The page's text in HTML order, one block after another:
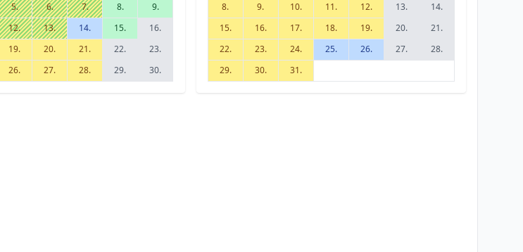
5. 6. 7. 8.
9.
12. 13. 14. 15.
16.
19. 20. 21. 22.
23.
26. 27. 28. 29. 30.
8.
9. 10. 11. 12. 13.
14.
15.
16. 17. 18. 19. 20.
21.
22.
23. 24. 25. 26. 27.
28.
29.
30. 31.